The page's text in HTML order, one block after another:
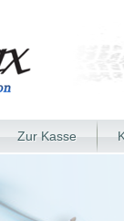
Zur Kasse